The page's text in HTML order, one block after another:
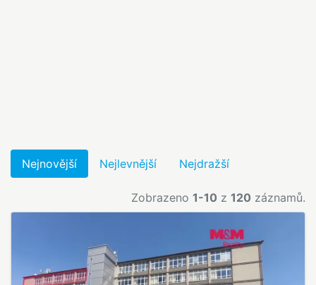
Nejnovější Nejlevnější Nejdražší
Zobrazeno 1-10 z 120 záznamů.